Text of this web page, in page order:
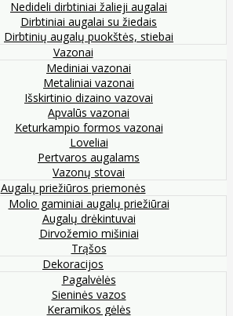
Nedideli dirbtiniai žalieji augalai
Dirbtiniai augalai su žiedais
Dirbtinių augalų puokštės, stiebai
Vazonai
Mediniai vazonai
Metaliniai vazonai
Išskirtinio dizaino vazovai
Apvalūs vazonai
Keturkampio formos vazonai
Loveliai
Pertvaros augalams
Vazonų stovai
Augalų priežiūros priemonės
Molio gaminiai augalų priežiūrai
Augalų drėkintuvai
Dirvožemio mišiniai
Trąšos
Dekoracijos
Pagalvėlės
Sieninės vazos
Keramikos gėlės